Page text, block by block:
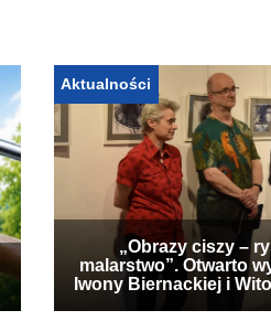
Aktualności
„Obrazy ciszy –
malarstwo”. Otwarto
Iwony Biernackiej i